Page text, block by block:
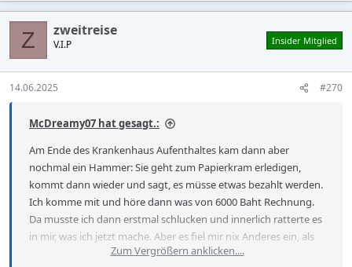
a
c
o
n
s
Z zweitreise
V.I.P Insider Mitglied
14.06.2025 #270
McDreamy07 hat gesagt.:
Am Ende des Krankenhaus Aufenthaltes kam dann aber
nochmal ein Hammer: Sie geht zum Papierkram erledigen,
kommt dann wieder und sagt, es müsse etwas bezahlt werden.
Ich komme mit und höre dann was von 6000 Baht Rechnung.
Da musste ich dann erstmal schlucken und innerlich ratterte es
in mir, was ich jetzt mache. Aber es fiel mir nix Anderes ein, als
einfach die Kreditkarte hinzuhalten. In Nachhinein dann noch
Zum Vergrößern anklicken....